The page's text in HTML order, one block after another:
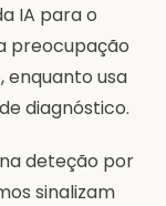
IA para o
preocupação
enquanto usa
diagnóstico.
deteção por
sinalizam